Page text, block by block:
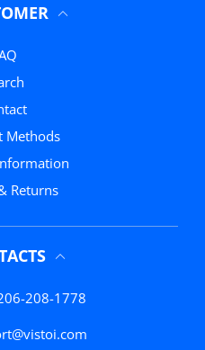
Methods
Returns
208-1778